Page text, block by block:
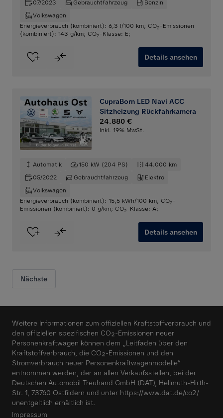
07/2023
Gebrauchtfahrzeug
Benzin
Volkswagen
Energieverbrauch (kombiniert): 6,3 l/100 km; CO2-Emissionen
(kombiniert): 143 g/km; CO2-Klasse: E;
Details ansehen
CupraBorn LED Navi ACC
Sitzheizung Rückfahrkamera
24.880 €
inkl. 19% MwSt.
Automatik 150 kW (204 PS)
44.000 km
05/2022
Gebrauchtfahrzeug
Elektro
Volkswagen
Energieverbrauch (kombiniert): 15,5 kWh/100 km; CO2-
Emissionen (kombiniert): 0 g/km; CO2-Klasse: A;
Details ansehen
Nächste
Impressum
Weitere Informationen zum offiziellen Kraftstoffverbrauch und
den offiziellen spezifischen CO₂-Emissionen neuer
Personenkraftwagen können dem „Leitfaden über den
Kraftstoffverbrauch, die CO₂-Emissionen und den
Stromverbrauch neuer Personenkraftwagenmodelle“
entnommen werden, der an allen Verkaufsstellen, bei der
Deutschen Automobil Treuhand GmbH (DAT), Hellmuth-Hirth-
Str. 1, 73760 Ostfildern und unter https://www.dat.de/co2/
unentgeltlich erhältlich ist.